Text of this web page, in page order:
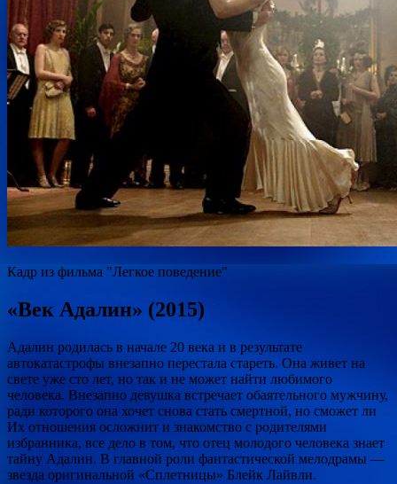
Кадр из фильма "Легкое поведение"
«Век Адалин» (2015)
Адалин родилась в начале 20 века и в результате
автокатастрофы внезапно перестала стареть. Она живет на
свете уже сто лет, но так и не может найти любимого
человека. Внезапно девушка встречает обаятельного мужчину,
ради которого она хочет снова стать смертной, но сможет ли
Их отношения осложнит и знакомство с родителями
избранника, все дело в том, что отец молодого человека знает
тайну Адалин. В главной роли фантастической мелодрамы —
звезда оригинальной «Сплетницы» Блейк Лайвли.